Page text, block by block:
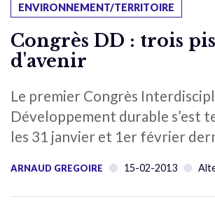
ENVIRONNEMENT/TERRITOIRE
Congrès DD : trois
d'avenir
Le premier Congrès
Développement durable s’est
les 31 janvier et 1er février
ARNAUD GREGOIRE 15-02-2013